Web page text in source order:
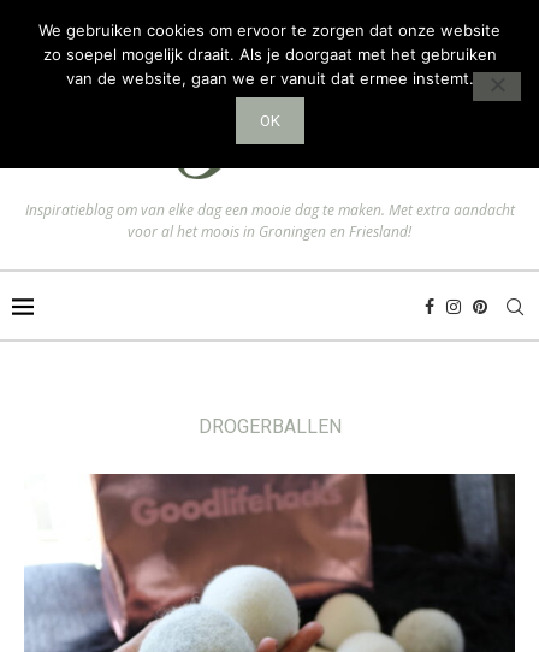
Inspiratieblog om van elke dag een mooie dag te maken. Met extra aandacht
voor al het moois in Groningen en Friesland!
DROGERBALLEN
We gebruiken cookies om ervoor te zorgen dat onze website
zo soepel mogelijk draait. Als je doorgaat met het gebruiken
van de website, gaan we er vanuit dat ermee instemt.
OK